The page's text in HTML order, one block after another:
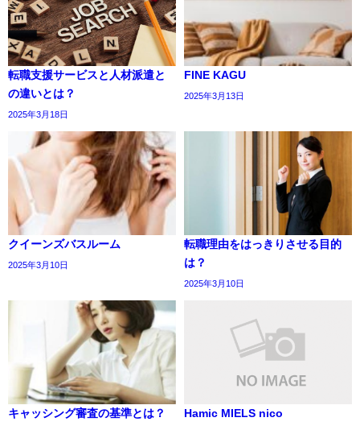
転職支援サービスと人材派遣と
の違いとは？
2025年3月18日
FINE KAGU
2025年3月13日
クイーンズバスルーム
2025年3月10日
転職理由をはっきりさせる目的
は？
2025年3月10日
キャッシング審査の基準とは？ Hamic MIELS nico